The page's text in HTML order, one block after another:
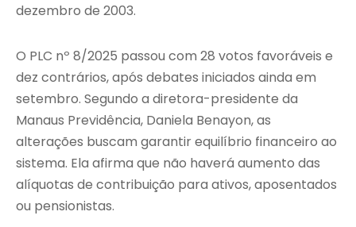
dezembro de 2003.
O PLC nº 8/2025 passou com 28 votos favoráveis e
dez contrários, após debates iniciados ainda em
setembro. Segundo a diretora-presidente da
Manaus Previdência, Daniela Benayon, as
alterações buscam garantir equilíbrio financeiro ao
sistema. Ela afirma que não haverá aumento das
alíquotas de contribuição para ativos, aposentados
ou pensionistas.